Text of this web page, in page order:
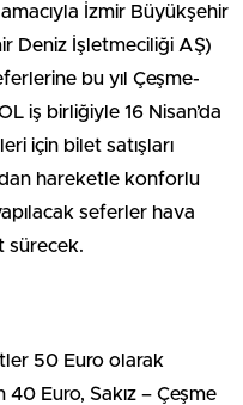
İzmir Büyükşehir
Deniz İşletmeciliği AŞ)
bu yıl Çeşme-
iş birliğiyle 16 Nisan’da
için bilet satışları
hareketle konforlu
seferler hava
sürecek.
50 Euro olarak
40 Euro, Sakız – Çeşme